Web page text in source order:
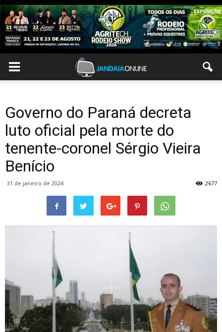
Governo do Paraná decreta
luto oficial pela morte do
tenente-coronel Sérgio Vieira
Benício
31 de janeiro de 2024 2677